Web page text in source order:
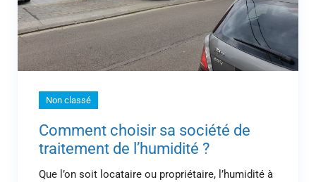
Non classé
Comment choisir sa société de
traitement de l’humidité ?
Que l’on soit locataire ou propriétaire, l’humidité à